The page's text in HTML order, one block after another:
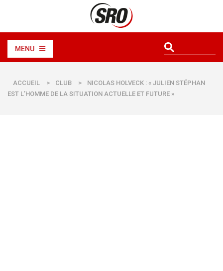
MENU
ACCUEIL > CLUB >
NICOLAS HOLVECK : « JULIEN STÉPHAN
EST L’HOMME DE LA SITUATION ACTUELLE ET FUTURE »